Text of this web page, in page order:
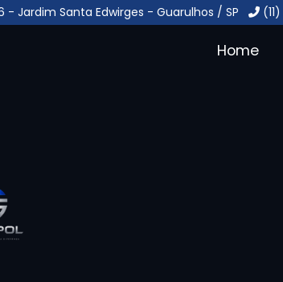
- Jardim Santa Edwirges - Guarulhos / SP
Home
na Barra Funda
é um sistema de
uma central de monitoramento à
em condomínios e empresas, essa